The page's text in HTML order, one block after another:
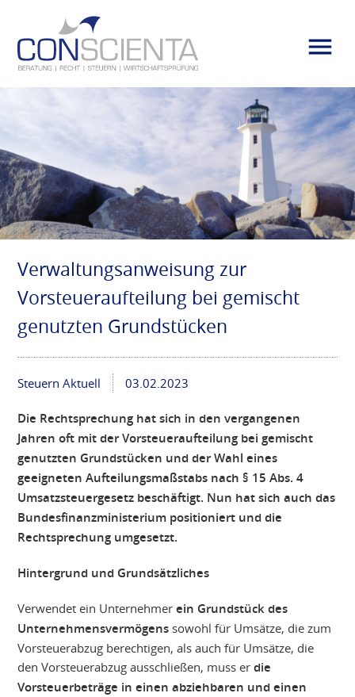
Verwaltungsanweisung zur
Vorsteueraufteilung bei gemischt
genutzten Grundstücken
Steuern Aktuell 03.02.2023
Die Rechtsprechung hat sich in den vergangenen
Jahren oft mit der Vorsteueraufteilung bei gemischt
genutzten Grundstücken und der Wahl eines
geeigneten Aufteilungsmaßstabs nach § 15 Abs. 4
Umsatzsteuergesetz beschäftigt. Nun hat sich auch das
Bundesfinanzministerium positioniert und die
Rechtsprechung umgesetzt.
Hintergrund und Grundsätzliches
Verwendet ein Unternehmerein Grundstück des
Unternehmensvermögens sowohl für Umsätze, die zum
Vorsteuerabzug berechtigen, als auch für Umsätze, die
den Vorsteuerabzug ausschließen, muss erdie
Vorsteuerbeträge in einen abziehbaren und einen